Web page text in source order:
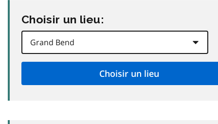
Choisir un lieu: